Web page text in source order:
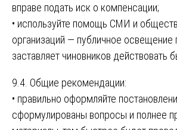
вправе подать иск о компенсации;
• используйте помощь СМИ и
организаций — публичное
заставляет чиновников действовать
9.4. Общие рекомендации:
• правильно оформляйте
сформулированы вопросы и полнее